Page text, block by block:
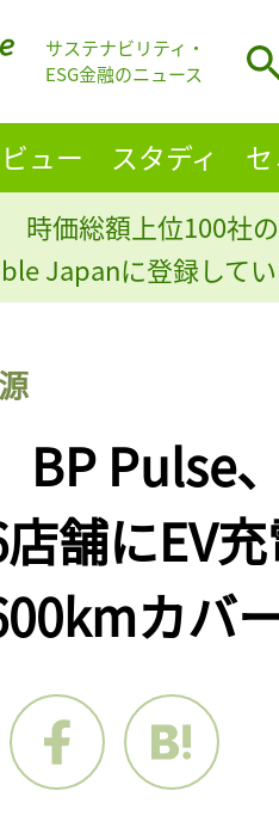
サステナビリティ・
ESG金融のニュース
ュー スタディ
時価総額上位100社
Japanに登録して
BP Pulse
舗にEV
カバ